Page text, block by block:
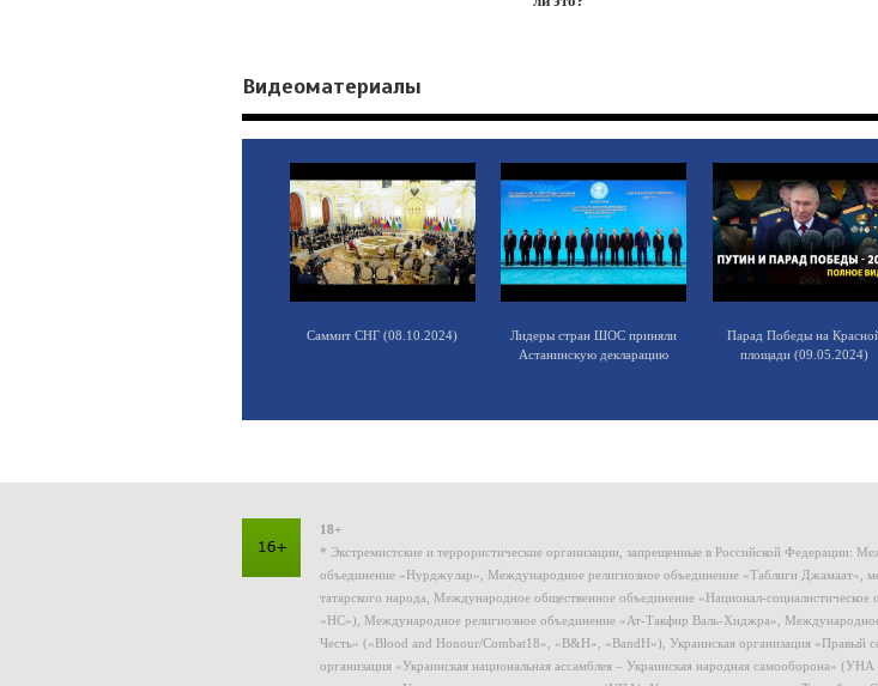
Видеоматериалы
Саммит СНГ (08.10.2024)
Лидеры стран ШОС приняли
Астанинскую декларацию
Парад Победы на
площади (09.05.2024)
18+
* Экстремистские и террористические организации, запрещенные в Российской Федерации:
объединение «Нурджулар», Международное религиозное объединение «Таблиги Джамаат»,
татарского народа, Международное общественное объединение «Национал-
«НС»), Международное религиозное объединение «Ат-Такфир Валь-Хиджра»,
Честь» («Blood and Honour/Combat18», «B&H», «BandH»), Украинская организация «Правый
организация «Украинская национальная ассамблея – Украинская народная самооборона»